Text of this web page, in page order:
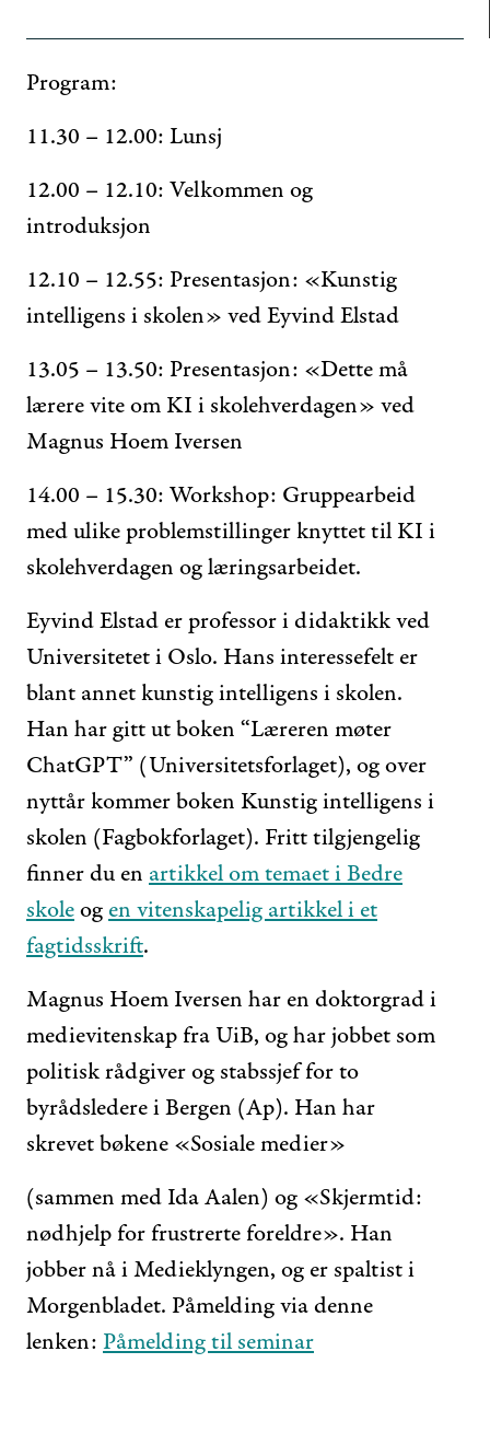
Program:
11.30 – 12.00: Lunsj
12.00 – 12.10: Velkommen og
introduksjon
12.10 – 12.55: Presentasjon: «Kunstig
intelligens i skolen» ved Eyvind Elstad
13.05 – 13.50: Presentasjon: «Dette må
lærere vite om KI i skolehverdagen» ved
Magnus Hoem Iversen
14.00 – 15.30: Workshop: Gruppearbeid
med ulike problemstillinger knyttet til KI i
skolehverdagen og læringsarbeidet.
Eyvind Elstad er professor i didaktikk ved
Universitetet i Oslo. Hans interessefelt er
blant annet kunstig intelligens i skolen.
Han har gitt ut boken “Læreren møter
ChatGPT” (Universitetsforlaget), og over
nyttår kommer boken Kunstig intelligens i
skolen (Fagbokforlaget). Fritt tilgjengelig
finner du en artikkel om temaet i Bedre
skoleogen vitenskapelig artikkel i et
fagtidsskrift.
Magnus Hoem Iversen har en doktorgrad i
medievitenskap fra UiB, og har jobbet som
politisk rådgiver og stabssjef for to
byrådsledere i Bergen (Ap). Han har
skrevet bøkene «Sosiale medier»
(sammen med Ida Aalen) og «Skjermtid:
nødhjelp for frustrerte foreldre». Han
jobber nå i Medieklyngen, og er spaltist i
Morgenbladet. Påmelding via denne
lenken: Påmelding til seminar